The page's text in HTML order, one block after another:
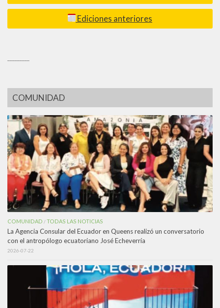
Ediciones anteriores
COMUNIDAD
COMUNIDAD /TODAS LAS NOTICIAS
La Agencia Consular del Ecuador en Queens realizó un conversatorio
con el antropólogo ecuatoriano José Echeverría
2026-07-22